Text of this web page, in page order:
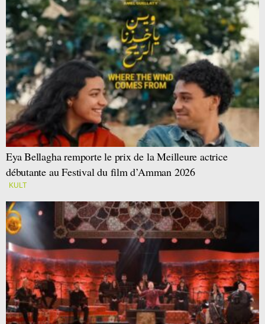
Eya Bellagha remporte le prix de la Meilleure actrice
débutante au Festival du film d’Amman 2026
KULT